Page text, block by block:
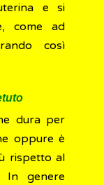
e si
come ad
così
dura per
oppure è
rispetto al
In genere